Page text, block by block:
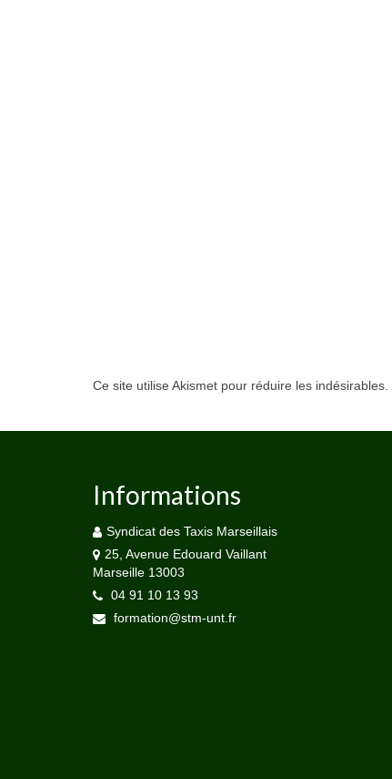
Ce site utilise Akismet pour réduire les indésirables.
Informations
Syndicat des Taxis Marseillais
25, Avenue Edouard Vaillant
Marseille 13003
04 91 10 13 93
formation@stm-unt.fr